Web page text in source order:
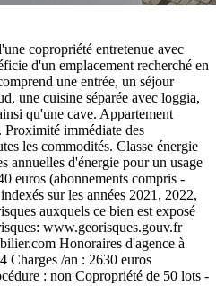
copropriété entretenue avec
d'un emplacement recherché en
une entrée, un séjour
une cuisine séparée avec loggia,
qu'une cave. Appartement
Proximité immédiate des
les commodités. Classe énergie
annuelles d'énergie pour un usage
euros (abonnements compris -
sur les années 2021, 2022,
auxquels ce bien est exposé
www.georisques.gouv.fr
Honoraires d'agence à
Charges /an : 2630 euros
: non Copropriété de 50 lots -